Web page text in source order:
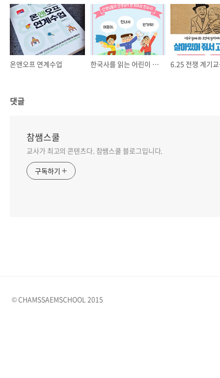
온앤오프 연계수업 한국사를 읽는 어린이 👦👧 [⭐당첨 결과 발표⭐]
댓글
참쌤스쿨
교사가 최고의 콘텐츠다. 참쌤스쿨 블로그입니다.
구독하기
© CHAMSSAEMSCHOOL 2015